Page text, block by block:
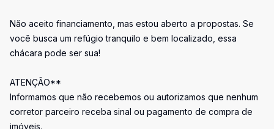
Não aceito financiamento, mas estou aberto a propostas. Se
você busca um refúgio tranquilo e bem localizado, essa
chácara pode ser sua!
ATENÇÃO**
Informamos que não recebemos ou autorizamos que nenhum
corretor parceiro receba sinal ou pagamento de compra de
imóveis.